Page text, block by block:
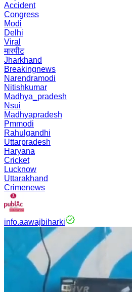
Accident
Congress
Modi
Delhi
Viral
मारपीट
Jharkhand
Breakingnews
Narendramodi
Nitishkumar
Madhya_pradesh
Nsui
Madhyapradesh
Pmmodi
Rahulgandhi
Uttarpradesh
Haryana
Cricket
Lucknow
Uttarakhand
Crimenews
info.aawajbiharki